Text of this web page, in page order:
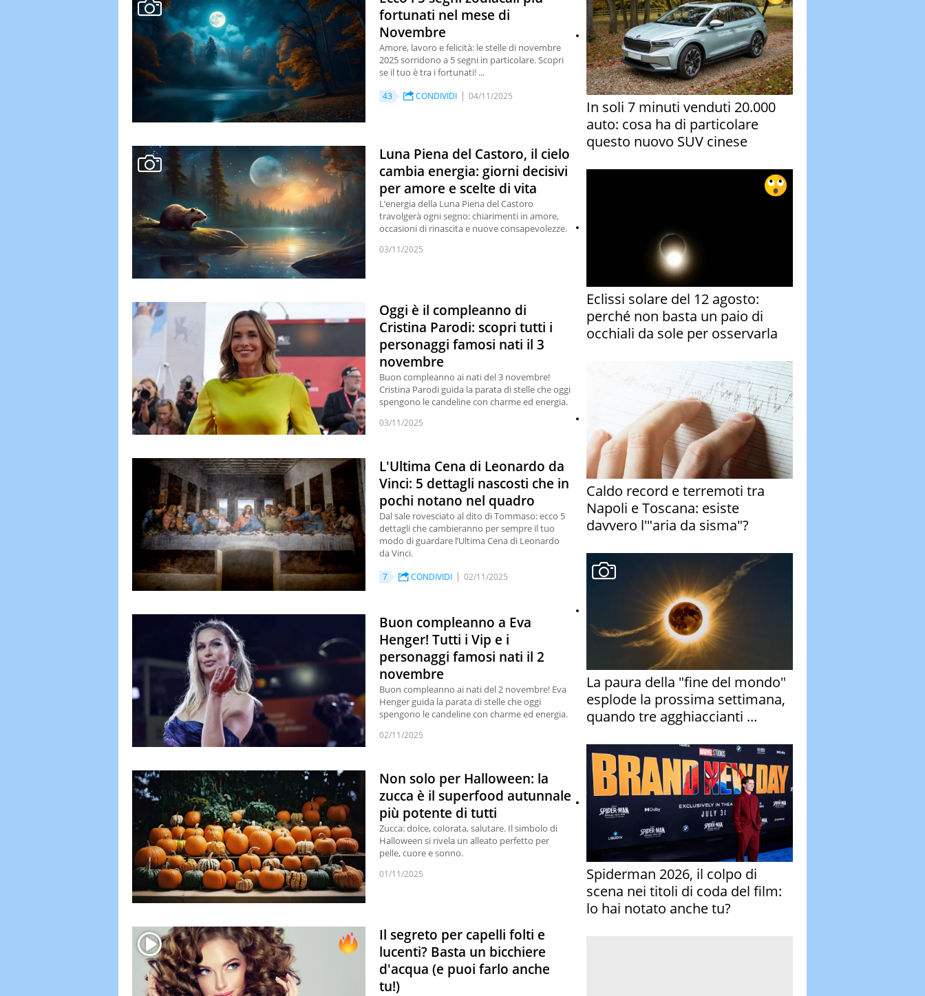
fortunati nel mese di
Novembre
Amore, lavoro e felicità: le stelle di novembre
2025 sorridono a 5 segni in particolare. Scopri
se il tuo è tra i fortunati! ...
43 CONDIVIDI 04/11/2025
Luna Piena del Castoro, il cielo
cambia energia: giorni decisivi
per amore e scelte di vita
L’energia della Luna Piena del Castoro
travolgerà ogni segno: chiarimenti in amore,
occasioni di rinascita e nuove consapevolezze.
03/11/2025
Oggi è il compleanno di
Cristina Parodi: scopri tutti i
personaggi famosi nati il 3
novembre
Buon compleanno ai nati del 3 novembre!
Cristina Parodi guida la parata di stelle che oggi
spengono le candeline con charme ed energia.
03/11/2025
L'Ultima Cena di Leonardo da
Vinci: 5 dettagli nascosti che in
pochi notano nel quadro
Dal sale rovesciato al dito di Tommaso: ecco 5
dettagli che cambieranno per sempre il tuo
modo di guardare l’Ultima Cena di Leonardo
da Vinci.
7 CONDIVIDI 02/11/2025
Buon compleanno a Eva
Henger! Tutti i Vip e i
personaggi famosi nati il 2
novembre
Buon compleanno ai nati del 2 novembre! Eva
Henger guida la parata di stelle che oggi
spengono le candeline con charme ed energia.
02/11/2025
Non solo per Halloween: la
zucca è il superfood autunnale
più potente di tutti
Zucca: dolce, colorata, salutare. Il simbolo di
Halloween si rivela un alleato perfetto per
pelle, cuore e sonno.
01/11/2025
Il segreto per capelli folti e
lucenti? Basta un bicchiere
d'acqua (e puoi farlo anche
tu!)
In soli 7 minuti venduti 20.000
auto: cosa ha di particolare
questo nuovo SUV cinese
Eclissi solare del 12 agosto:
perché non basta un paio di
occhiali da sole per osservarla
Caldo record e terremoti tra
Napoli e Toscana: esiste
davvero l'"aria da sisma"?
La paura della "fine del mondo"
esplode la prossima settimana,
quando tre agghiaccianti ...
Spiderman 2026, il colpo di
scena nei titoli di coda del film:
lo hai notato anche tu?